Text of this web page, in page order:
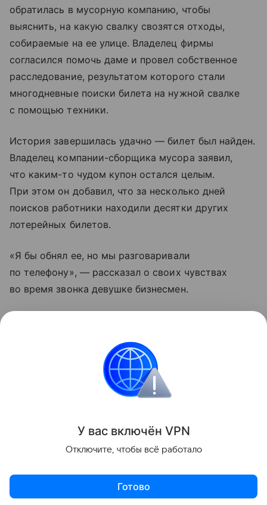
обратилась в мусорную компанию, чтобы
выяснить, на какую свалку свозятся отходы,
собираемые на ее улице. Владелец фирмы
согласился помочь даме и провел собственное
расследование, результатом которого стали
многодневные поиски билета на нужной свалке
с помощью техники.
История завершилась удачно — билет был найден.
Владелец компании-сборщика мусора заявил,
что каким-то чудом купон остался целым.
При этом он добавил, что за несколько дней
поисков работники находили десятки других
лотерейных билетов.
«Я бы обнял ее, но мы разговаривали
по телефону», — рассказал о своих чувствах
во время звонка девушке бизнесмен.
девушка уже забрала.
Новости Забавное
Поделиться
У вас включён VPN
Отключите, чтобы всё работало
Готово